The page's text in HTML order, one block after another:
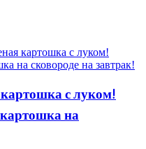
с луком!
на